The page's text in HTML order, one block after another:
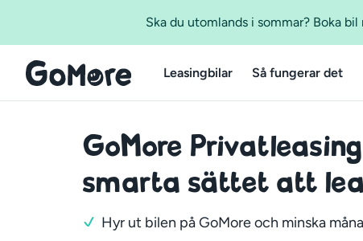
Ska du utomlands i sommar? Boka
Leasingbilar Så fungerar det
GoMore
smarta sättet att
Hyr ut bilen på GoMore och minska